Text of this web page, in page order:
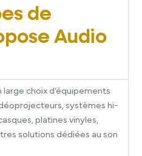
de
Audio
choix d’équipements
systèmes hi-
platines vinyles,
solutions dédiées au son